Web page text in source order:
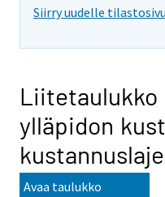
Siirry uudelle
ylläpidon
Avaa taulukko